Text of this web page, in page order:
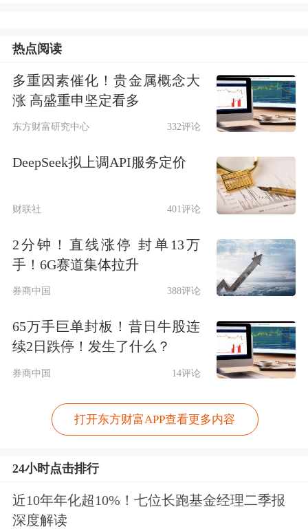
热点阅读
多重因素催化！贵金属概念大
涨 高盛重申坚定看多
东方财富研究中心 332评论
DeepSeek拟上调API服务定价
财联社 401评论
2分钟！直线涨停 封单13万
手！6G赛道集体拉升
券商中国 388评论
65万手巨单封板！昔日牛股连
续2日跌停！发生了什么？
券商中国 14评论
打开东方财富APP查看更多内容
24小时点击排行
近10年年化超10%！七位长跑基金经理二季报
深度解读